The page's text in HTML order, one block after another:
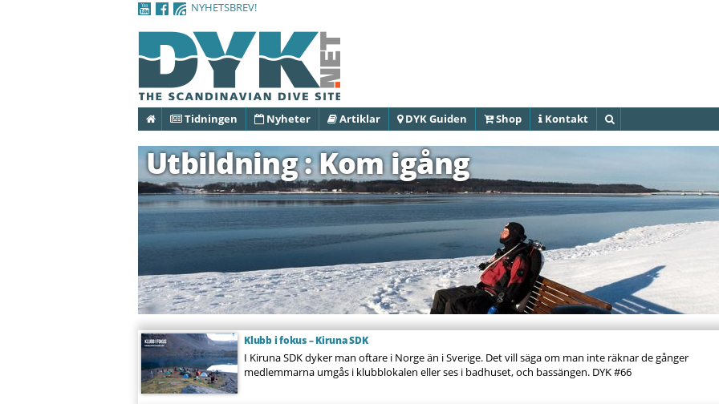
NYHETSBREV!
HemTidningen Nyheter Artiklar DYK Guiden Shop Kontakt
Utbildning : Kom igång
Klubb i fokus – Kiruna SDK
I Kiruna SDK dyker man oftare i Norge än i Sverige. Det vill säga om man inte räknar de gånger
medlemmarna umgås i klubblokalen eller ses i badhuset, och bassängen. DYK #66